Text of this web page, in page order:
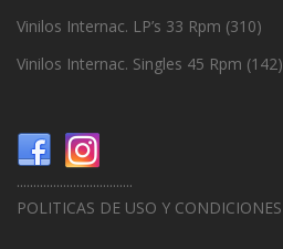
Vinilos Internac. LP’s 33 Rpm (310)
Vinilos Internac. Singles 45 Rpm (142)
...................................
POLITICAS DE USO Y CONDICIONES